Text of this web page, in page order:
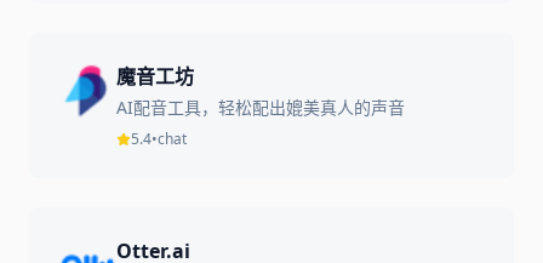
魔音工坊
AI配音工具，轻松配出媲美真人的声音
5.4•chat
Otter.ai